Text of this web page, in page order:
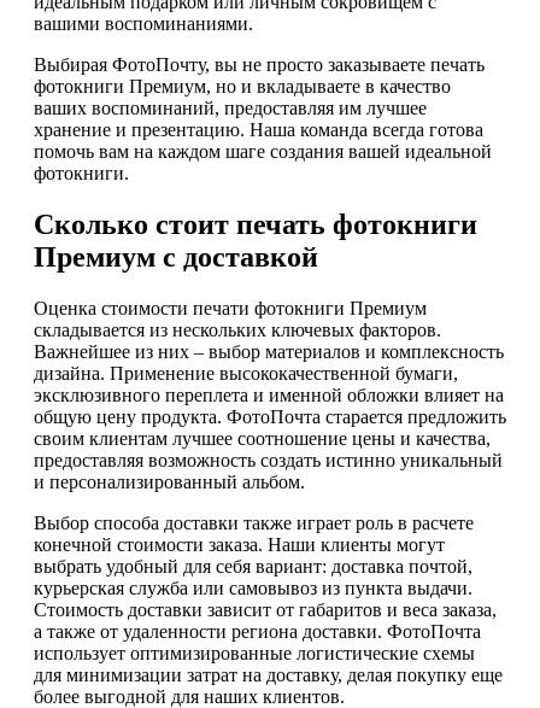
вашими воспоминаниями.
Выбирая ФотоПочту, вы не просто заказываете печать
фотокниги Премиум, но и вкладываете в качество
ваших воспоминаний, предоставляя им лучшее
хранение и презентацию. Наша команда всегда готова
помочь вам на каждом шаге создания вашей идеальной
фотокниги.
Сколько стоит печать фотокниги
Премиум с доставкой
Оценка стоимости печати фотокниги Премиум
складывается из нескольких ключевых факторов.
Важнейшее из них – выбор материалов и комплексность
дизайна. Применение высококачественной бумаги,
эксклюзивного переплета и именной обложки влияет на
общую цену продукта. ФотоПочта старается предложить
своим клиентам лучшее соотношение цены и качества,
предоставляя возможность создать истинно уникальный
и персонализированный альбом.
Выбор способа доставки также играет роль в расчете
конечной стоимости заказа. Наши клиенты могут
выбрать удобный для себя вариант: доставка почтой,
курьерская служба или самовывоз из пункта выдачи.
Стоимость доставки зависит от габаритов и веса заказа,
а также от удаленности региона доставки. ФотоПочта
использует оптимизированные логистические схемы
для минимизации затрат на доставку, делая покупку еще
более выгодной для наших клиентов.